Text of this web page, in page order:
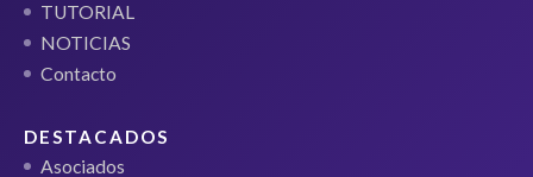
TUTORIAL
NOTICIAS
Contacto
DESTACADOS
Asociados